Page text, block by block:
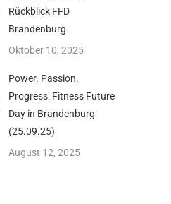
Rückblick FFD
Brandenburg
Oktober 10, 2025
Power. Passion.
Progress: Fitness Future
Day in Brandenburg
(25.09.25)
August 12, 2025